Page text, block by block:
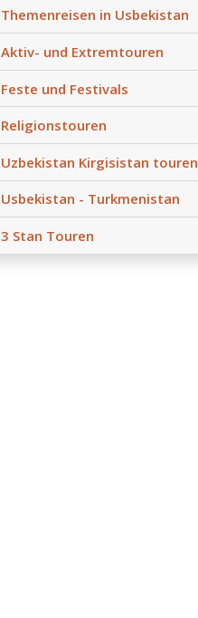
Themenreisen in Usbekistan
Aktiv- und Extremtouren
Feste und Festivals
Religionstouren
Uzbekistan Kirgisistan touren
Usbekistan - Turkmenistan
3 Stan Touren